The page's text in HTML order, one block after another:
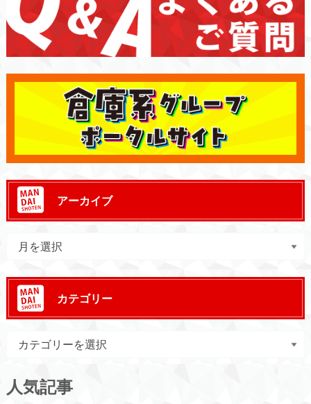
アーカイブ
カテゴリー
人気記事